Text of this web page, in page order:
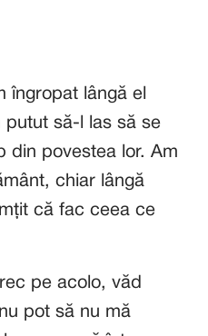
îngropat lângă el
putut să-l las să se
din povestea lor. Am
chiar lângă
că fac ceea ce
pe acolo, văd
pot să nu mă